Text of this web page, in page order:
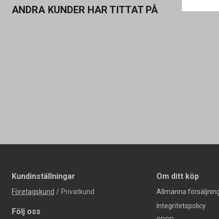
ANDRA KUNDER HAR TITTAT PÅ
Kundinställningar
Företagskund / Privatkund
Följ oss
Om ditt köp
Allmänna
Integritetspolicy